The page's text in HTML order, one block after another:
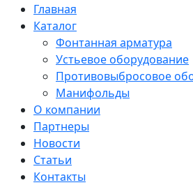
Главная
Каталог
Фонтанная арматура
Устьевое оборудование
Противовыбросовое
Манифольды
О компании
Партнеры
Новости
Статьи
Контакты